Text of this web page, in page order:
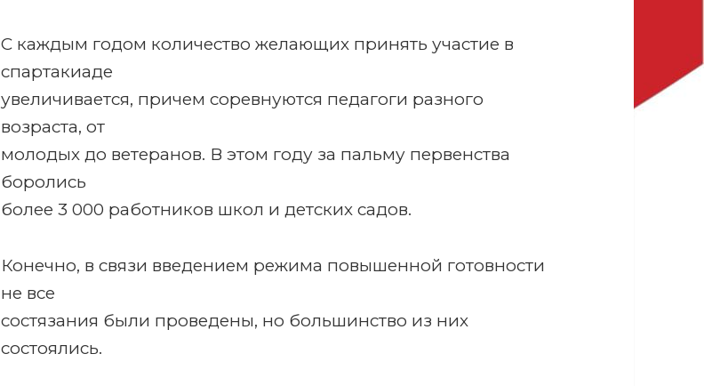
С каждым годом количество желающих принять участие в
спартакиаде
увеличивается, причем соревнуются педагоги разного
возраста, от
молодых до ветеранов. В этом году за пальму первенства
боролись
более 3 000 работников школ и детских садов.
Конечно, в связи введением режима повышенной готовности
не все
состязания были проведены, но большинство из них
состоялись.